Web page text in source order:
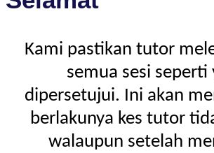
Kami pastikan tutor
semua sesi seperti
dipersetujui. Ini akan
berlakunya kes tutor
walaupun setelah